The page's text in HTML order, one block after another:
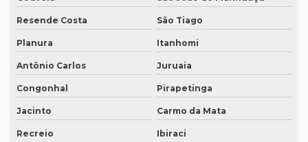
Orçamento inglês tradução
Orçamento legendagem
Preço interpretação simultânea
Preço revisão tradução
Preço tabela tradução inglês
Resende Costa São Tiago
Planura Itanhomi
Antônio Carlos Juruaia
Congonhal Pirapetinga
Jacinto Carmo da Mata
Recreio Ibiraci